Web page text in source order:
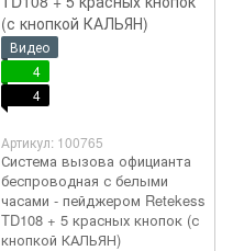
Видео
4
4
Артикул: 100765
Система вызова официанта
беспроводная с белыми
часами - пейджером Retekess
TD108 + 5 красных кнопок (с
кнопкой КАЛЬЯН)